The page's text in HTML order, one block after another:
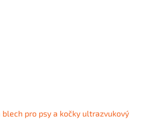
pro psy a kočky ultrazvukový